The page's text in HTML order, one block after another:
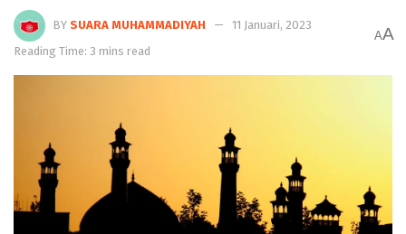
BY SUARA MUHAMMADIYAH
11 Januari, 2023
Reading Time: 3 mins read
AA